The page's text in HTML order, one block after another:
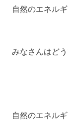
自然のエネル
みなさんはど
自然のエネルギ